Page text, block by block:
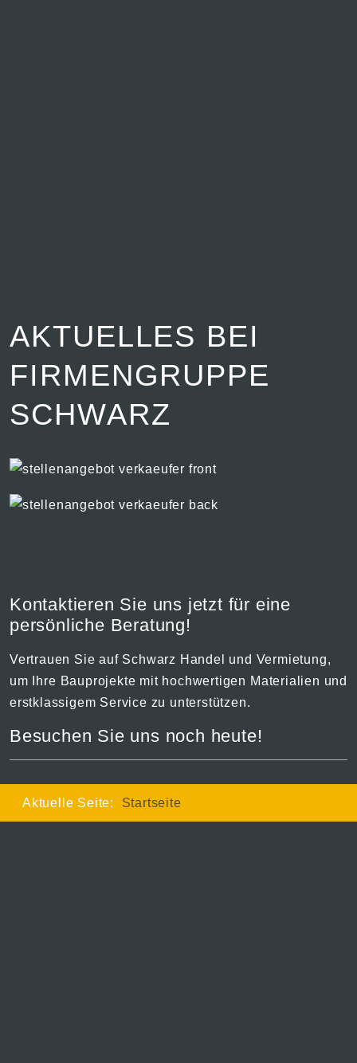
AKTUELLES BEI
FIRMENGRUPPE
SCHWARZ
Kontaktieren Sie uns jetzt für eine
persönliche Beratung!
Vertrauen Sie auf Schwarz Handel und Vermietung,
um Ihre Bauprojekte mit hochwertigen Materialien und
erstklassigem Service zu unterstützen.
Besuchen Sie uns noch heute!
Aktuelle Seite: Startseite